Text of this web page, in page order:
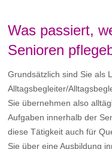
Was passiert,
Senioren
Grundsätzlich sind Sie als
Alltagsbegleiter/
Sie übernehmen also
Aufgaben innerhalb der
diese Tätigkeit auch für
Sie über eine Ausbildung